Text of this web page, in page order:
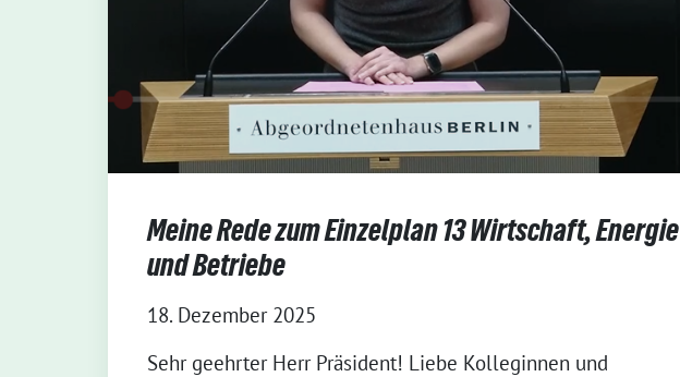
Meine Rede zum Einzelplan 13 Wirtschaft, Energie
und Betriebe
18. Dezember 2025
Sehr geehrter Herr Präsident! Liebe Kolleginnen und